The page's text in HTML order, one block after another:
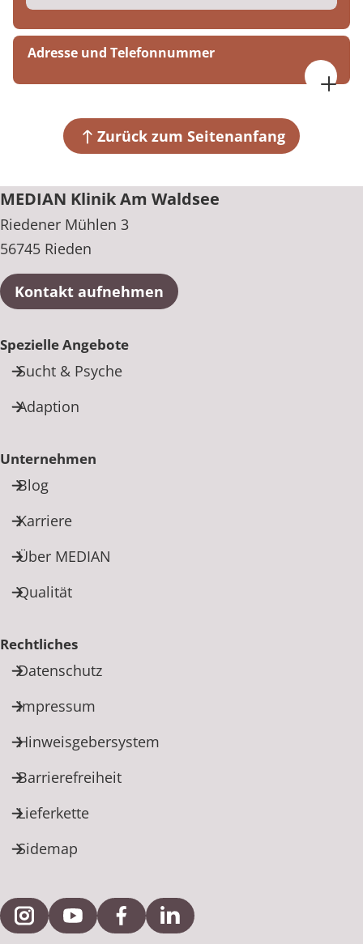
Adresse und Telefonnummer
56745 RiedenZurück zum Seitenanfang
MEDIAN Klinik Am Waldsee
Riedener Mühlen 3
56745 Rieden
Kontakt aufnehmen
Spezielle Angebote
Sucht & Psyche
Adaption
Unternehmen
Blog
Karriere
Über MEDIAN
Qualität
Rechtliches
Datenschutz
Impressum
Hinweisgebersystem
Barrierefreiheit
Lieferkette
Sidemap
Externe Verlinkung zu Instagram
Externe Verlinkung zu YouTube
Externe Verlinkung zu Facebook
Externe Verlinkung zu